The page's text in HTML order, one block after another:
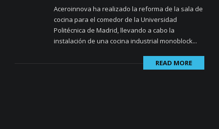
Aceroinnova ha realizado la reforma de la sala de
cocina para el comedor de la Universidad
Politécnica de Madrid, llevando a cabo la
instalación de una cocina industrial monoblock...
READ MORE